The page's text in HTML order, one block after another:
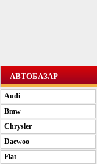
АВТОБАЗАР
Audi
Bmw
Chrysler
Daewoo
Fiat